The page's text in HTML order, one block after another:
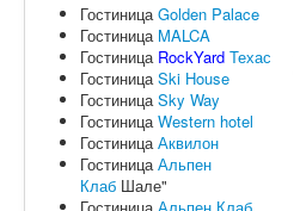
Гостиница Golden Palace
Гостиница MALCA
Гостиница RockYard Техас
Гостиница Ski House
Гостиница Sky Way
Гостиница Western hotel
Гостиница Аквилон
Гостиница Альпен
Клаб Шале"
Гостиница Альпен Клаб